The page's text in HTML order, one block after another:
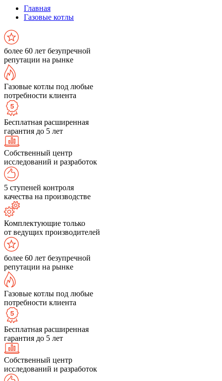
Главная
Газовые котлы
более 60 лет безупречной
репутации на рынке
Газовые котлы под любые
потребности клиента
Бесплатная расширенная
гарантия до 5 лет
Собственный центр
исследований и разработок
5 ступеней контроля
качества на производстве
Комплектующие только
от ведущих производителей
более 60 лет безупречной
репутации на рынке
Газовые котлы под любые
потребности клиента
Бесплатная расширенная
гарантия до 5 лет
Собственный центр
исследований и разработок